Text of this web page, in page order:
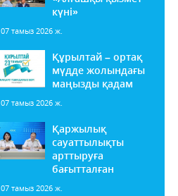
күні»
07 тамыз 2026 ж.
Құрылтай – ортақ
мүдде жолындағы
маңызды қадам
07 тамыз 2026 ж.
Қаржылық
сауаттылықты
арттыруға
бағытталған
07 тамыз 2026 ж.